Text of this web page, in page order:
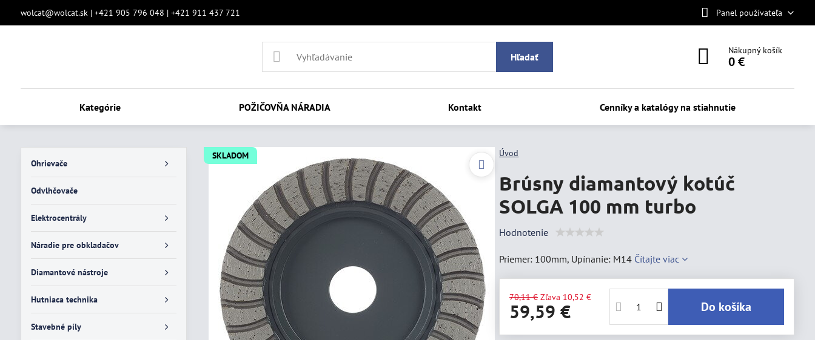
wolcat@wolcat.sk | +421 905 796 048 | +421 911 437 721 Panel používateľa
Hľadať
Nákupný košík
0 €
Kategórie POŽIČOVŇA NÁRADIA Kontakt Cenníky a katalógy na stiahnutie
SKLADOM Úvod
Brúsny diamantový kotúč
SOLGA 100 mm turbo
Hodnotenie
Priemer: 100mm, Upínanie: M14 Čítajte viac
70,11 € Zľava 10,52 €
59,59 € Do košíka
Ohrievače
Odvlhčovače
Elektrocentrály
Náradie pre obkladačov
Diamantové nástroje
Hutniaca technika
Stavebné píly